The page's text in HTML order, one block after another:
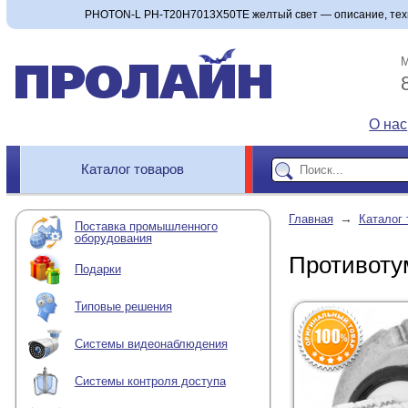
PHOTON-L PH-T20H7013X50TE желтый свет — описание,
О нас
Каталог товаров
Поставка промышленного
оборудования
Подарки
Типовые решения
Системы видеонаблюдения
Системы контроля доступа
Главная → Каталог